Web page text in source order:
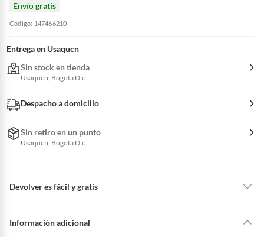
Envíogratis
Código: 147466210
Entrega en Usaqucn
Sin stock en tienda
Usaqucn, Bogota D.c.
Despacho a domicilio
Sin retiro en un punto
Usaqucn, Bogota D.c.
Devolver es fácil y gratis
en todo momento. Por eso, como clientes cuentas con garantías y
Información adicional